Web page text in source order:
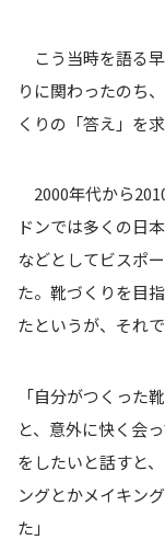
こう当時を語る
りに関わったのち
くりの「答え」を
2000年代から
ドンでは多くの日
などとしてビスポ
た。靴づくりを目
たというが、それ
「自分がつくった
と、意外に快く会
をしたいと話すと
ングとかメイキン
た」